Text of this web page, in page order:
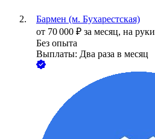
Бармен (м. Бухарестская)
от 70 000 ₽ за месяц, на руки
Без опыта
Выплаты: Два раза в месяц